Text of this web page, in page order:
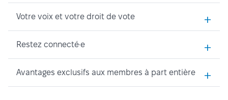
Votre voix et votre droit de vote +
Restez connecté·e +
Avantages exclusifs aux membres à part entière +